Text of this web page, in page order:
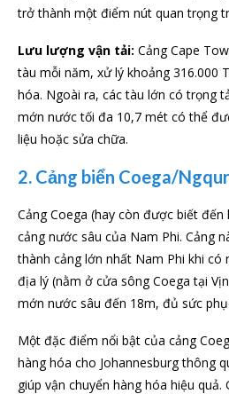
trở thành một điểm nút quan trọng
Lưu lượng vận tải: Cảng Cape
tàu mỗi năm, xử lý khoảng 316.000
hóa. Ngoài ra, các tàu lớn có trọng
mớn nước tối đa 10,7 mét có thể
liệu hoặc sửa chữa.
2. Cảng biển Coega/
Cảng Coega (hay còn được biết
cảng nước sâu của Nam Phi. Cảng
thành cảng lớn nhất Nam Phi khi có
địa lý (nằm ở cửa sông Coega tại
mớn nước sâu đến 18m, đủ sức
Một đặc điểm nổi bật của cảng
hàng hóa cho Johannesburg thông
giúp vận chuyển hàng hóa hiệu quả.